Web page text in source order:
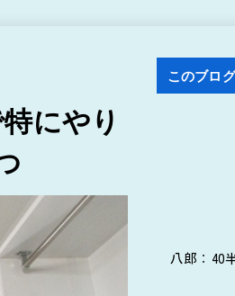
にやり
このブロ
八郎：40